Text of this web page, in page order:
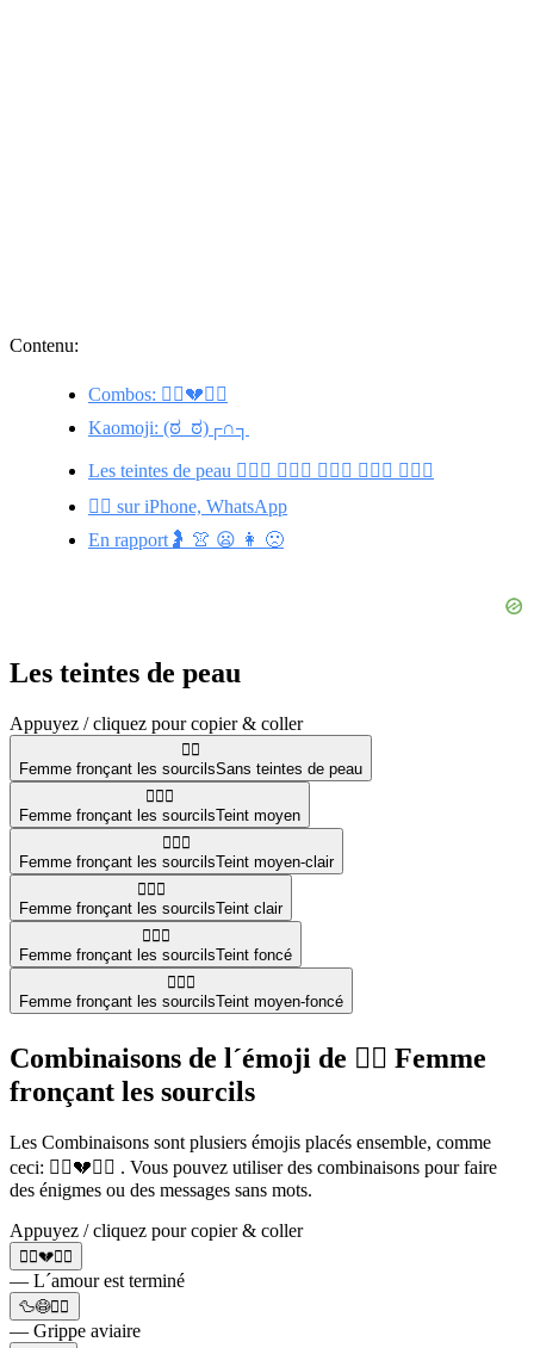
Contenu:
Combos: 🙍‍♂️💔🙍‍♀️
Kaomoji: (ಠ_ಠ)┌∩┐
Les teintes de peau 🙍🏽‍♀️ 🙍🏼‍♀️ 🙍🏻‍♀️ 🙍🏿‍♀️ 🙍🏾‍♀️
🙍‍♀️ sur iPhone, WhatsApp
En rapport🤰 👚 😦 👩 🙁
Les teintes de peau
Appuyez / cliquez pour copier & coller
🙍‍♀️
Femme fronçant les sourcilsSans teintes de peau
🙍🏽‍♀️
Femme fronçant les sourcilsTeint moyen
🙍🏼‍♀️
Femme fronçant les sourcilsTeint moyen-clair
🙍🏻‍♀️
Femme fronçant les sourcilsTeint clair
🙍🏿‍♀️
Femme fronçant les sourcilsTeint foncé
🙍🏾‍♀️
Femme fronçant les sourcilsTeint moyen-foncé
Combinaisons de l´émoji de 🙍‍♀️ Femme
fronçant les sourcils
Les Combinaisons sont plusiers émojis placés ensemble, comme
ceci: 🙍‍♂️💔🙍‍♀️ . Vous pouvez utiliser des combinaisons pour faire
des énigmes ou des messages sans mots.
Appuyez / cliquez pour copier & coller
🙍‍♂️💔🙍‍♀️
— L´amour est terminé
🦆😷🙍‍♀️
— Grippe aviaire